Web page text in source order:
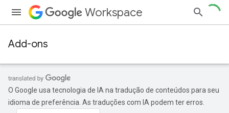
Workspace
Add-ons
O Google usa tecnologia de IA na tradução de conteúdos para seu
idioma de preferência. As traduções com IA podem ter erros.